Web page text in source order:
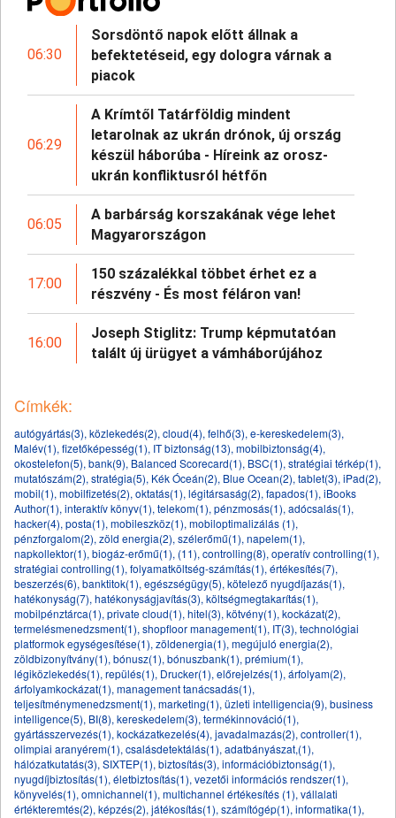
06:30
Sorsdöntő napok előtt állnak a
befektetéseid, egy dologra várnak a
piacok
06:29
A Krímtől Tatárföldig mindent
letarolnak az ukrán drónok, új ország
készül háborúba - Híreink az orosz-
ukrán konfliktusról hétfőn
06:05
A barbárság korszakának vége lehet
Magyarországon
17:00
150 százalékkal többet érhet ez a
részvény - És most féláron van!
16:00
Joseph Stiglitz: Trump képmutatóan
talált új ürügyet a vámháborújához
Címkék:
autógyártás(3), közlekedés(2), cloud(4), felhő(3), e-kereskedelem(3),
Malév(1), fizetőképesség(1), IT biztonság(13), mobilbiztonság(4),
okostelefon(5), bank(9), Balanced Scorecard(1), BSC(1), stratégiai térkép(1),
mutatószám(2), stratégia(5), Kék Óceán(2), Blue Ocean(2), tablet(3), iPad(2),
mobil(1), mobilfizetés(2), oktatás(1), légitársaság(2), fapados(1), iBooks
Author(1), interaktív könyv(1), telekom(1), pénzmosás(1), adócsalás(1),
hacker(4), posta(1), mobileszköz(1), mobiloptimalizálás (1),
pénzforgalom(2), zöld energia(2), szélerőmű(1), napelem(1),
napkollektor(1), biogáz-erőmű(1), (11), controlling(8), operatív controlling(1),
stratégiai controlling(1), folyamatköltség-számítás(1), értékesítés(7),
beszerzés(6), banktitok(1), egészségügy(5), kötelező nyugdíjazás(1),
hatékonyság(7), hatékonyságjavítás(3), költségmegtakarítás(1),
mobilpénztárca(1), private cloud(1), hitel(3), kötvény(1), kockázat(2),
termelésmenedzsment(1), shopfloor management(1), IT(3), technológiai
platformok egységesítése(1), zöldenergia(1), megújuló energia(2),
zöldbizonyítvány(1), bónusz(1), bónuszbank(1), prémium(1),
légiközlekedés(1), repülés(1), Drucker(1), előrejelzés(1), árfolyam(2),
árfolyamkockázat(1), management tanácsadás(1),
teljesítménymenedzsment(1), marketing(1), üzleti intelligencia(9), business
intelligence(5), BI(8), kereskedelem(3), termékinnováció(1),
gyártásszervezés(1), kockázatkezelés(4), javadalmazás(2), controller(1),
olimpiai aranyérem(1), csalásdetektálás(1), adatbányászat,(1),
hálózatkutatás(3), SIXTEP(1), biztosítás(3), információbiztonság(1),
nyugdíjbiztosítás(1), életbiztosítás(1), vezetői információs rendszer(1),
könyvelés(1), omnichannel(1), multichannel értékesítés (1), vállalati
értékteremtés(2), képzés(2), játékosítás(1), számítógép(1), informatika(1),